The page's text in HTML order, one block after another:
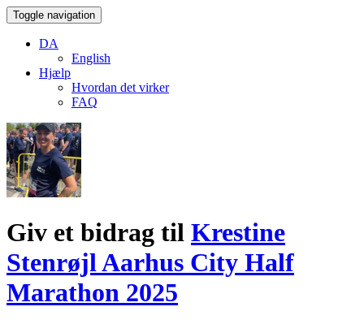
Toggle navigation
DA
English
Hjælp
Hvordan det virker
FAQ
Giv et bidrag til Krestine
Stenrøjl Aarhus City Half
Marathon 2025